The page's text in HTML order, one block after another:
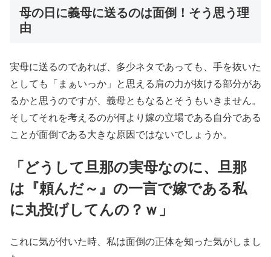
母の日に義母に送るのは面倒！そう思う理
由
実母に送るのであれば、多少ネタであっても、手を抜いた
としても「まぁいっか」と思える肩の力が抜ける部分があ
るかと思うのですが、義母ともなるとそうもいきません。
そしてそれを考えるのが何より嫁の立場である自分である
ことが面倒である大きな原因ではないでしょうか。
「どうして旦那の実母なのに、旦那
は『頼んだ～』の一言で嫁である私
に丸投げしてんの？ｗ」
これに気が付いた時、私は面倒の正体を知った気がしまし